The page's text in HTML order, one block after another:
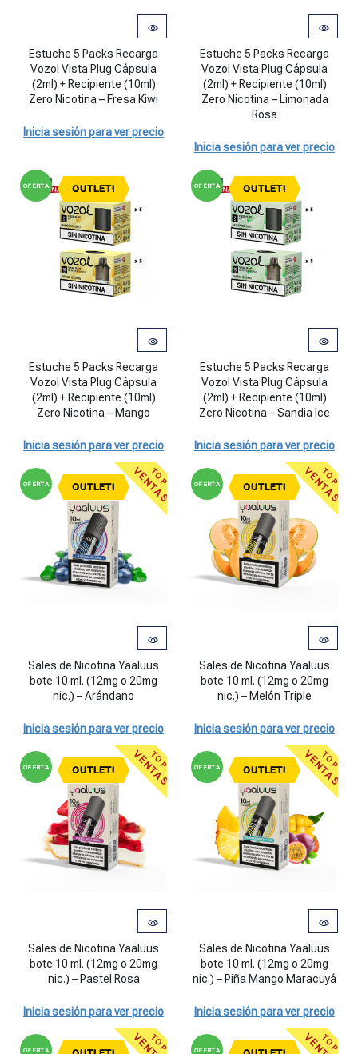
Estuche 5 Packs Recarga Vozol Vista Plug Cápsula (2ml) +
Estuche 5 Packs Recarga
Vozol Vista Plug Cápsula
(2ml) + Recipiente (10ml)
Zero Nicotina – Fresa Kiwi
Inicia sesión para ver precio
Estuche 5 Packs Recarga
Estuche 5 Packs Recarga
Vozol Vista Plug Cápsula
(2ml) + Recipiente (10ml)
Zero Nicotina – Limonada
Rosa
Inicia sesión para ver precio
OUTLET!
OFERTA
Estuche 5 Packs Recarga Vozol Vista Plug Cápsula (2ml) +
Estuche 5 Packs Recarga
Vozol Vista Plug Cápsula
(2ml) + Recipiente (10ml)
Zero Nicotina – Mango
Inicia sesión para ver precio
OUTLET!
OFERTA
Estuche 5 Packs Recarga
Estuche 5 Packs Recarga
Vozol Vista Plug Cápsula
(2ml) + Recipiente (10ml)
Zero Nicotina – Sandia Ice
Inicia sesión para ver precio
OUTLET!
OFERTA TOP
VENTAS
Sales de Nicotina Yaaluus
bote 10 ml. (12mg o 20mg
nic.) – Arándano
Inicia sesión para ver precio
OUTLET!
OFERTA TOP
VENTAS
Sales de Nicotina Yaaluus
bote 10 ml. (12mg o 20mg
nic.) – Melón Triple
Inicia sesión para ver precio
OUTLET!
OFERTA TOP
VENTAS
Sales de Nicotina Yaaluus
bote 10 ml. (12mg o 20mg
nic.) – Pastel Rosa
Inicia sesión para ver precio
OUTLET!
OFERTA TOP
VENTAS
Sales de Nicotina Yaaluus
bote 10 ml. (12mg o 20mg
nic.) – Piña Mango Maracuyá
Inicia sesión para ver precio
OFERTA TOP OFERTA TOP